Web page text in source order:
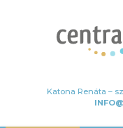
Katona Renáta –